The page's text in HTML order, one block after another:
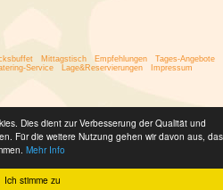
Ich stimme zu
Dies dient zur Verbesserung der Qualität und
Für die weitere Nutzung gehen wir davon aus,
Mehr Info
Mittagstisch Empfehlungen
Tages-Angebote
Service Lage&Reservierungen Impressum